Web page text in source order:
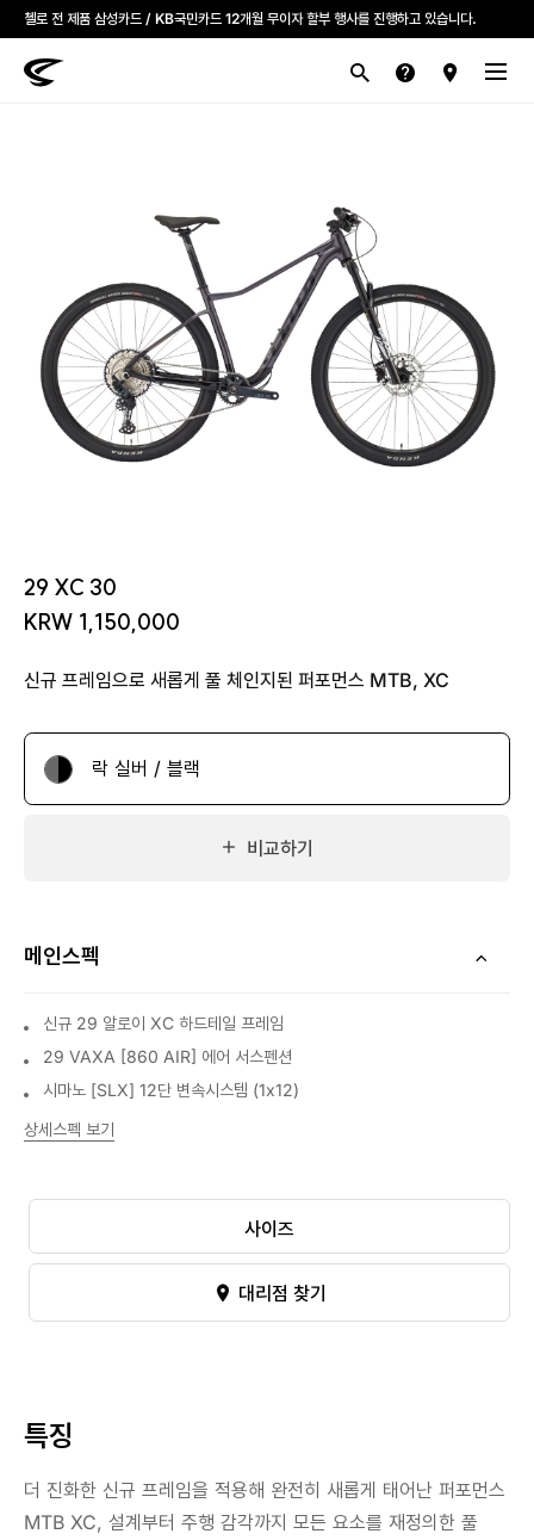
모든 첼로자전거 대리점은 고유가 피해지원금을 사용할 수 있습니다.
첼로 전 제품 삼성카드 / KB국민카드 12개월 무이자 할부 행사를 진행하고 있습니다.
29 XC 30
KRW 1,150,000
신규 프레임으로 새롭게 풀 체인지된 퍼포먼스 MTB, XC
락 실버 / 블랙
비교하기
메인스펙
신규 29 알로이 XC 하드테일 프레임
29 VAXA [860 AIR] 에어 서스펜션
시마노 [SLX] 12단 변속시스템 (1x12)
상세스펙 보기
사이즈
대리점 찾기
특징
더 진화한 신규 프레임을 적용해 완전히 새롭게 태어난 퍼포먼스
MTB XC, 설계부터 주행 감각까지 모든 요소를 재정의한 풀